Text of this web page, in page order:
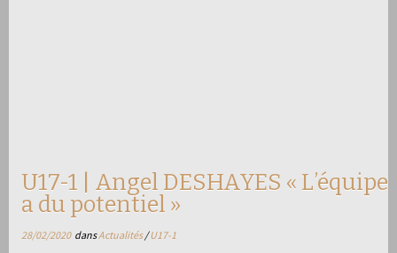
U17-1 | Angel DESHAYES « L’équipe
a du potentiel »
28/02/2020dansActualités/U17-1